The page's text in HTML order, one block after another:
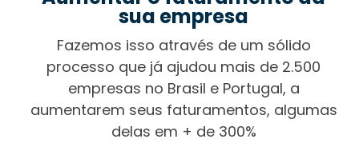
sua empresa
Fazemos isso através de um sólido
processo que já ajudou mais de 2.500
empresas no Brasil e Portugal, a
aumentarem seus faturamentos, algumas
delas em + de 300%